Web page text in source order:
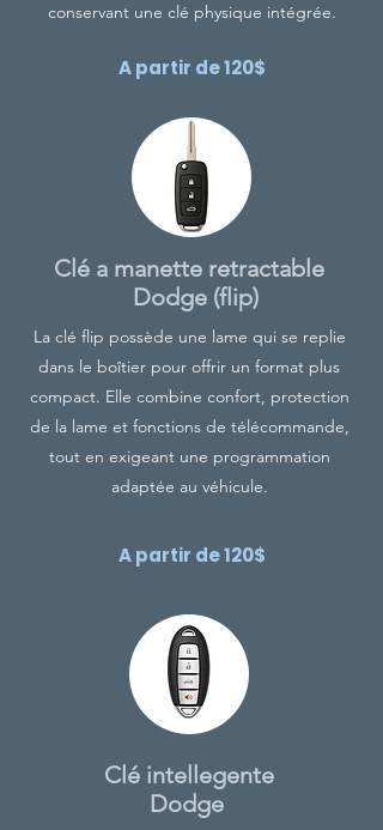
conservant une clé physique intégrée.
A partir de 120$
Clé a manette retractable
Dodge (flip)
La clé flip possède une lame qui se replie
dans le boîtier pour offrir un format plus
compact. Elle combine confort, protection
de la lame et fonctions de télécommande,
tout en exigeant une programmation
adaptée au véhicule.
A partir de 120$
Clé intellegente
Dodge